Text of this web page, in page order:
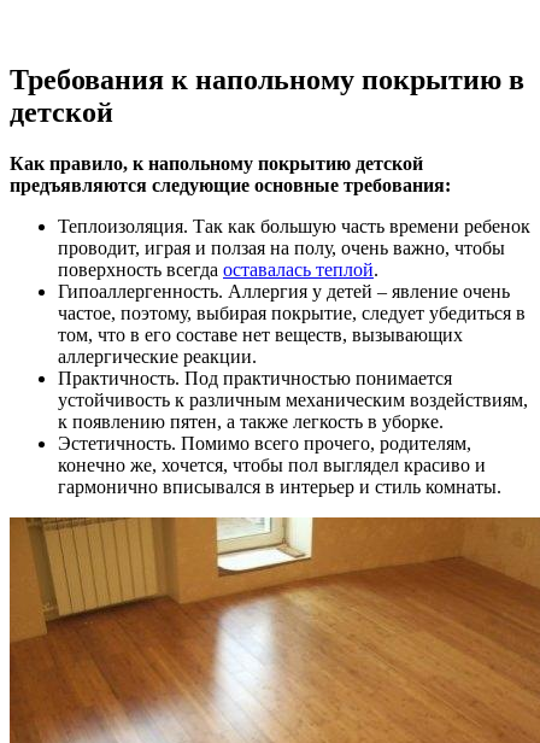
Требования к напольному покрытию в
детской
Как правило, к напольному покрытию детской
предъявляются следующие основные требования:
Теплоизоляция. Так как большую часть времени ребенок
проводит, играя и ползая на полу, очень важно, чтобы
поверхность всегда оставалась теплой.
Гипоаллергенность. Аллергия у детей – явление очень
частое, поэтому, выбирая покрытие, следует убедиться в
том, что в его составе нет веществ, вызывающих
аллергические реакции.
Практичность. Под практичностью понимается
устойчивость к различным механическим воздействиям,
к появлению пятен, а также легкость в уборке.
Эстетичность. Помимо всего прочего, родителям,
конечно же, хочется, чтобы пол выглядел красиво и
гармонично вписывался в интерьер и стиль комнаты.